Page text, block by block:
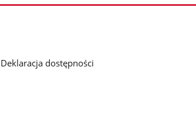
Deklaracja dostępności